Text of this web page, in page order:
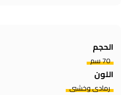
الحجم
70 سم
اللون
رمادي وخشبي